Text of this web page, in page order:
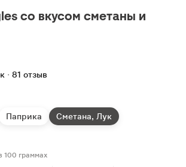
со вкусом сметаны и
· 81 отзыв
Паприка Сметана, Лук
100 граммах